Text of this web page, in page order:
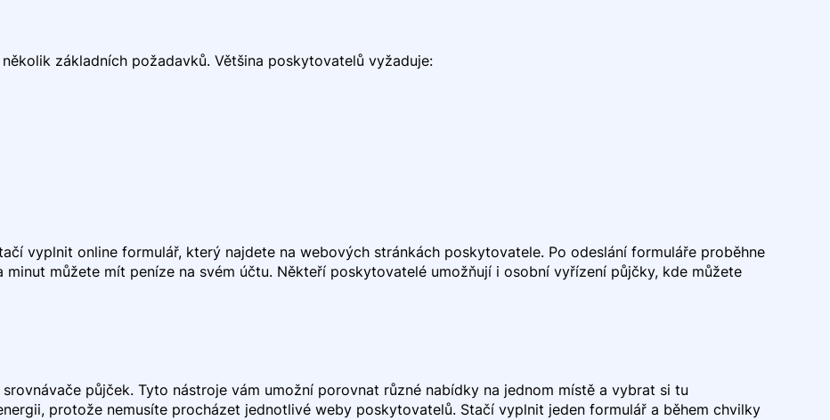
základních požadavků. Většina poskytovatelů vyžaduje:
vyplnit online formulář, který najdete na webových stránkách poskytovatele. Po odeslání formuláře proběhne
minut můžete mít peníze na svém účtu. Někteří poskytovatelé umožňují i osobní vyřízení půjčky, kde můžete
půjček. Tyto nástroje vám umožní porovnat různé nabídky na jednom místě a vybrat si tu
protože nemusíte procházet jednotlivé weby poskytovatelů. Stačí vyplnit jeden formulář a během chvilky